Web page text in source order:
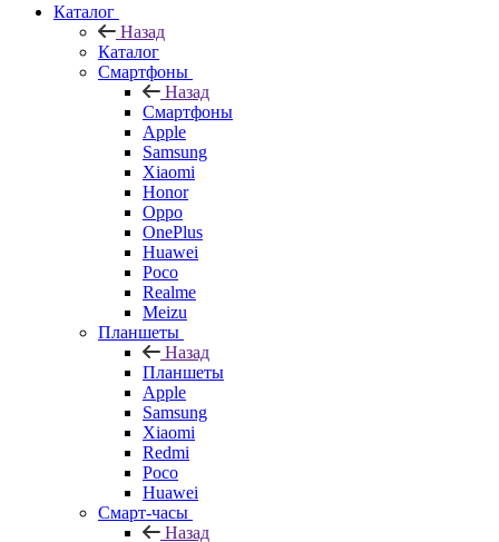
Каталог
Назад
Каталог
Смартфоны
Назад
Смартфоны
Apple
Samsung
Xiaomi
Honor
Oppo
OnePlus
Huawei
Poco
Realme
Meizu
Планшеты
Назад
Планшеты
Apple
Samsung
Xiaomi
Redmi
Poco
Huawei
Смарт-часы
Назад